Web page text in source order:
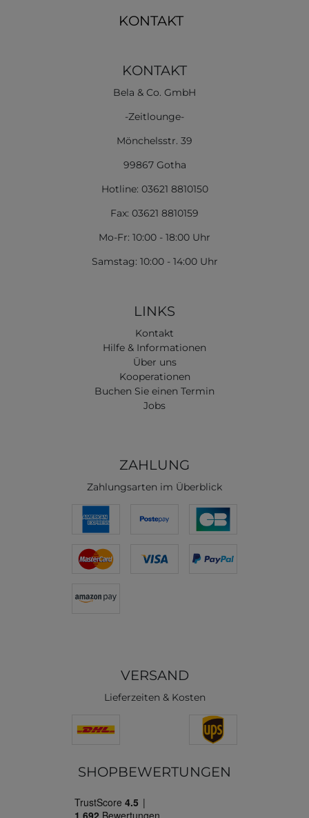
KONTAKT
KONTAKT
Bela & Co. GmbH
-Zeitlounge-
Mönchelsstr. 39
99867 Gotha
Hotline: 03621 8810150
Fax: 03621 8810159
Mo-Fr: 10:00 - 18:00 Uhr
Samstag: 10:00 - 14:00 Uhr
LINKS
Kontakt
Hilfe & Informationen
Über uns
Kooperationen
Buchen Sie einen Termin
Jobs
ZAHLUNG
Zahlungsarten im Überblick
VERSAND
Lieferzeiten & Kosten
SHOPBEWERTUNGEN